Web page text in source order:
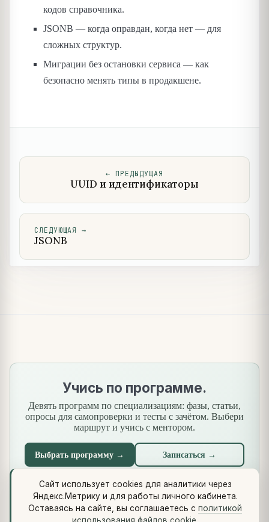
кодов справочника.
JSONB — когда оправдан, когда нет — для
сложных структур.
Миграции без остановки сервиса — как
безопасно менять типы в продакшене.
← ПРЕДЫДУЩАЯ
UUID и идентификаторы
СЛЕДУЮЩАЯ →
JSONB
Учись по программе.
Девять программ по специализациям: фазы, статьи,
опросы для самопроверки и тесты с зачётом. Выбери
маршрут и учись с ментором.
Выбрать программу → Записаться →
Что нового Стандарты Сквозной кейс
Методология (Use Case Pattern)
Сайт использует cookies для аналитики через
Яндекс.Метрику и для работы личного кабинета.
Оставаясь на сайте, вы соглашаетесь с политикой